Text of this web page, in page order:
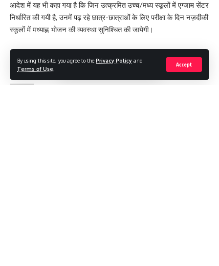
By using this site, you agree to the Privacy Policy and
Terms of Use
Accept
आदेश में यह भी कहा गया है कि जिन उत्क्रमित उच्च/मध्य स्कूलों में एग्जाम सेंटर
निर्धारित की गयी है, उनमें पढ़ रहे छात्र-छात्राओं के लिए परीक्षा के दिन नज़दीकी
स्कूलों में मध्याह्न भोजन की व्यवस्था सुनिश्चित की जायेगी।